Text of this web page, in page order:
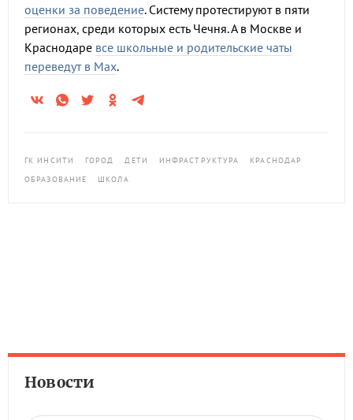
оценки за поведение. Систему протестируют в пяти
регионах, среди которых есть Чечня. А в Москве и
Краснодаре все школьные и родительские чаты
переведут в Max.
ГК ИНСИТИ ГОРОД ДЕТИ ИНФРАСТРУКТУРА
КРАСНОДАР
ОБРАЗОВАНИЕ
ШКОЛА
Новости